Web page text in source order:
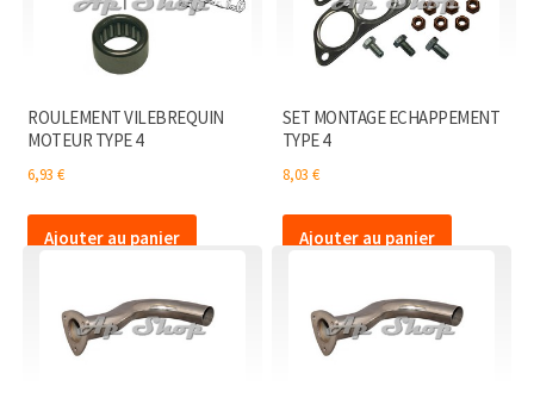
ROULEMENT VILEBREQUIN
MOTEUR TYPE 4
6,93€
Ajouter au panier
SET MONTAGE ECHAPPEMENT
TYPE 4
8,03 €
Ajouter au panier